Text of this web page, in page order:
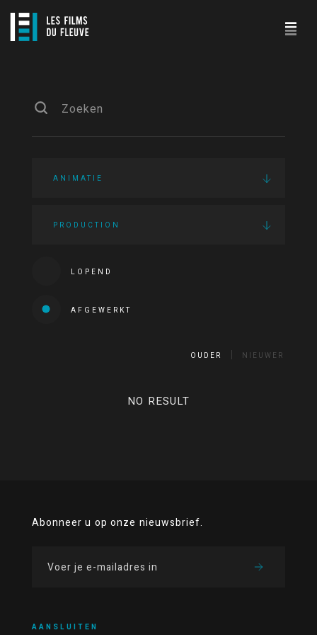
ANIMATIE
PRODUCTION
LOPEND
AFGEWERKT
OUDER NIEUWER
NO RESULT
Abonneer u op onze nieuwsbrief.
AANSLUITEN